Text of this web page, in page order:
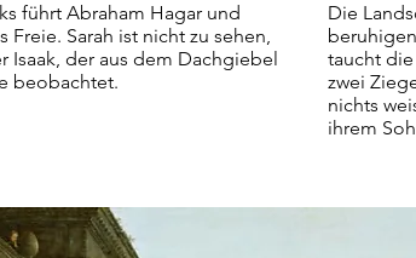
führt Abraham Hagar und
Freie. Sarah ist nicht zu sehen,
Isaak, der aus dem Dachgiebel
beobachtet.
Die
taucht
zwei
nichts
ihrem